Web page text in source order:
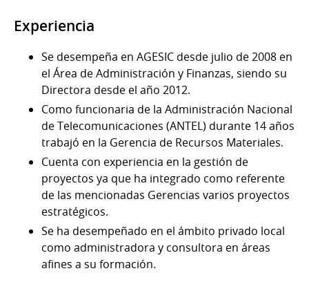
Experiencia
Se desempeña en AGESIC desde julio de 2008 en
el Área de Administración y Finanzas, siendo su
Directora desde el año 2012.
Como funcionaria de la Administración Nacional
de Telecomunicaciones (ANTEL) durante 14 años
trabajó en la Gerencia de Recursos Materiales.
Cuenta con experiencia en la gestión de
proyectos ya que ha integrado como referente
de las mencionadas Gerencias varios proyectos
estratégicos.
Se ha desempeñado en el ámbito privado local
como administradora y consultora en áreas
afines a su formación.